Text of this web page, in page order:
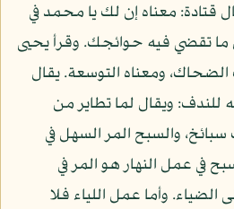
قتادة: معناه إن لك يا محمد في
ما تقضي فيه حوائجك. وقرأ يحيى
ومعناه التوسعة. يقال
ويقال لما تطاير من
والسبح المر السهل في
في عمل النهار هو المر في
الضياء. وأما عمل اللياء فلا